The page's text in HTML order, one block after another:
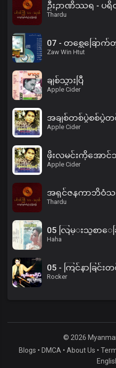
Thardu
07 - တစ္ဆေခြော
Zaw Win Htut
ချစ်သွားပြီ
Apple Cider
အချစ်တစ်ပွဲစစ်ပွဲတ
Apple Cider
ဖိုးလမင်းကိုအော
Apple Cider
Thardu
05 လြမ္းသူစာေခ
Haha
Rocker
© 2026
Blogs • DMCA • About Us •